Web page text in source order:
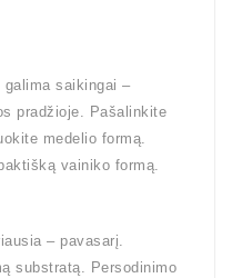
galima saikingai –
pradžioje. Pašalinkite
medelio formą.
vainiko formą.
– pavasarį.
substratą. Persodinimo